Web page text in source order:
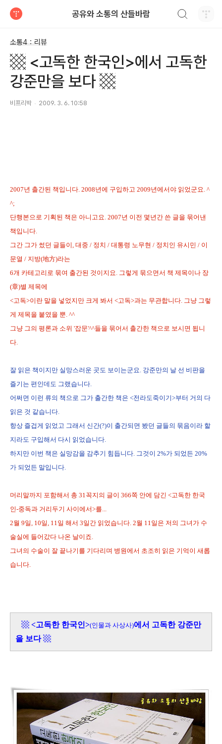
공유와 소통의 산들바람
소통4：리뷰
▩ <고독한 한국인>에서 고독한
강준만을 보다 ▩
비프리박 2009. 3. 6. 10:58
2007년 출간된 책입니다. 2008년에 구입하고 2009년에서야 읽었군요. ^
^;
단행본으로 기획된 책은 아니고요. 2007년 이전 몇년간 쓴 글을 묶어낸
책입니다.
그간 그가 썼던 글들이, 대중 / 정치 / 대통령 노무현 / 정치인 유시민 / 이
문열 / 지방(地方)라는
6개 카테고리로 묶여 출간된 것이지요. 그렇게 묶으면서 책 제목이나 장
(章)별 제목에
<고독>이란 말을 넣었지만 크게 봐서 <고독>과는 무관합니다. 그냥 그렇
게 제목을 붙였을 뿐. ^^
그냥 그의 평론과 소위 '잡문'^^들을 묶어서 출간한 책으로 보시면 됩니
다.
잘 읽은 책이지만 실망스러운 곳도 보이는군요. 강준만의 날 선 비판을
즐기는 편인데도 그랬습니다.
어쩌면 이런 류의 책으로 그가 출간한 책은 <전라도죽이기>부터 거의 다
읽은 것 같습니다.
항상 즐겁게 읽었고 그래서 신간(?)이 출간되면 봤던 글들의 묶음이라 할
지라도 구입해서 다시 읽었습니다.
하지만 이번 책은 실망감을 감추기 힘듭니다. 그것이 2%가 되었든 20%
가 되었든 말입니다.
머리말까지 포함해서 총 31꼭지의 글이 366쪽 안에 담긴 <고독한 한국
인-중독과 거리두기 사이에서>를...
2월 9일, 10일, 11일 해서 3일간 읽었습니다. 2월 11일은 저의 그녀가 수
술실에 들어갔다 나온 날이죠.
그녀의 수술이 잘 끝나기를 기다리며 병원에서 초조히 읽은 기억이 새롭
습니다.
▩ <고독한 한국인>(인물과 사상사)에서 고독한 강준만
을 보다▩